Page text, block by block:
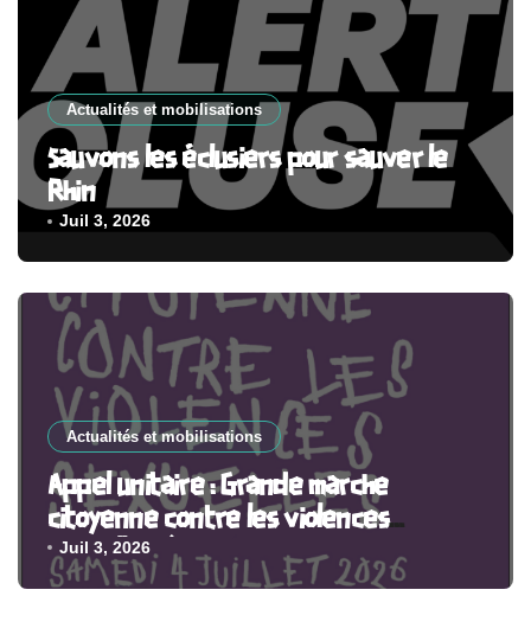
Actualités et mobilisations
Sauvons les éclusiers pour sauver le
Rhin
Juil 3, 2026
Actualités et mobilisations
Appel unitaire : Grande marche
citoyenne contre les violences
sexuelles, à Paris et partout en France
Juil 3, 2026